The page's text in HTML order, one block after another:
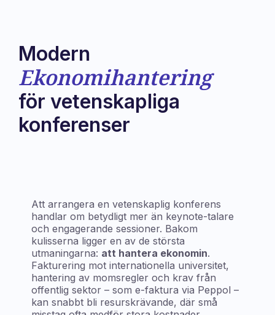
Modern
Ekonomihantering
för vetenskapliga
konferenser
Att arrangera en vetenskaplig konferens
handlar om betydligt mer än keynote-talare
och engagerande sessioner. Bakom
kulisserna ligger en av de största
utmaningarna: att hantera ekonomin.
Fakturering mot internationella universitet,
hantering av momsregler och krav från
offentlig sektor – som e-faktura via Peppol –
kan snabbt bli resurskrävande, där små